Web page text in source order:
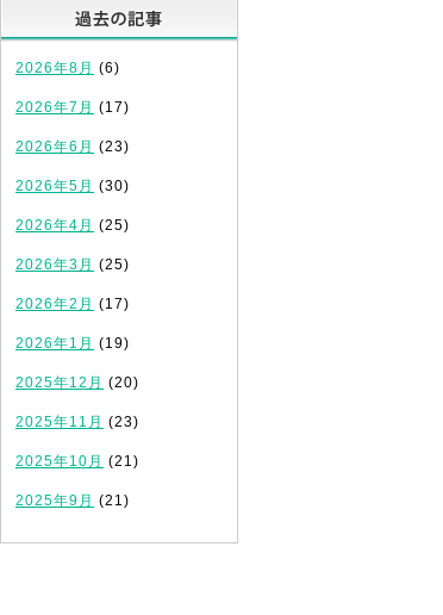
2026年8月 (6)
2026年7月 (17)
2026年6月 (23)
2026年5月 (30)
2026年4月 (25)
2026年3月 (25)
2026年2月 (17)
2026年1月 (19)
2025年12月 (20)
2025年11月 (23)
2025年10月 (21)
2025年9月 (21)